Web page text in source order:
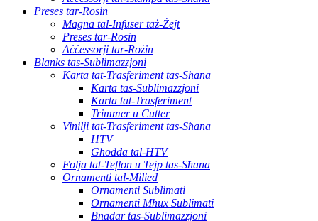
Preses tar-Rosin
Magna tal-Infuser taż-Żejt
Preses tar-Rosin
Aċċessorji tar-Rożin
Blanks tas-Sublimazzjoni
Karta tat-Trasferiment tas-Sħana
Karta tas-Sublimazzjoni
Karta tat-Trasferiment
Trimmer u Cutter
Vinilji tat-Trasferiment tas-Sħana
HTV
Għodda tal-HTV
Folja tat-Teflon u Tejp tas-Sħana
Ornamenti tal-Milied
Ornamenti Sublimati
Ornamenti Mhux Sublimati
Bnadar tas-Sublimazzjoni